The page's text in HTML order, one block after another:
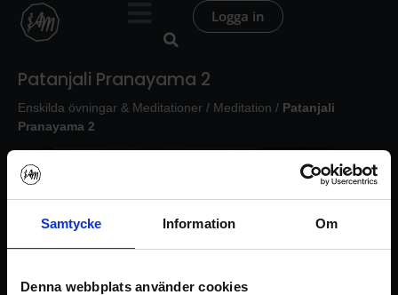
Samtycke Information Om
Denna webbplats använder cookies
Hoppa
Logga in
Patanjali Pranayama 2
Enskilda övningar & Meditationer / Meditation / Patanjali
Pranayama 2